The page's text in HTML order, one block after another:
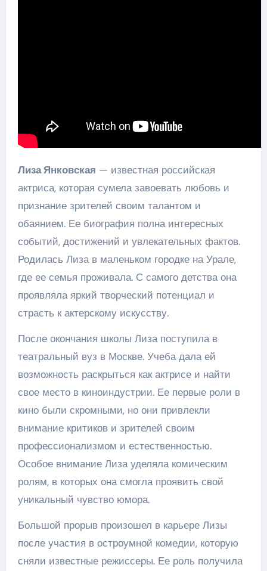
Лиза Янковская — известная российская
актриса, которая сумела завоевать любовь и
признание зрителей своим талантом и
обаянием. Ее биография полна интересных
событий, достижений и увлекательных фактов.
Родилась Лиза в маленьком городке на Урале,
где ее семья проживала. С самого детства она
проявляла яркий творческий потенциал и
страсть к актерскому искусству.
После окончания школы Лиза поступила в
театральный вуз в Москве. Учеба дала ей
возможность раскрыться как актрисе и найти
свое место в киноиндустрии. Ее первые роли в
кино были скромными, но они привлекли
внимание критиков и зрителей своим
профессионализмом и естественностью.
Особое внимание Лиза уделяла комическим
ролям, в которых она смогла проявить свой
уникальный чувство юмора.
Большой прорыв произошел в карьере Лизы
после участия в остроумной комедии, которую
сняли известные режиссеры. Ее роль получила